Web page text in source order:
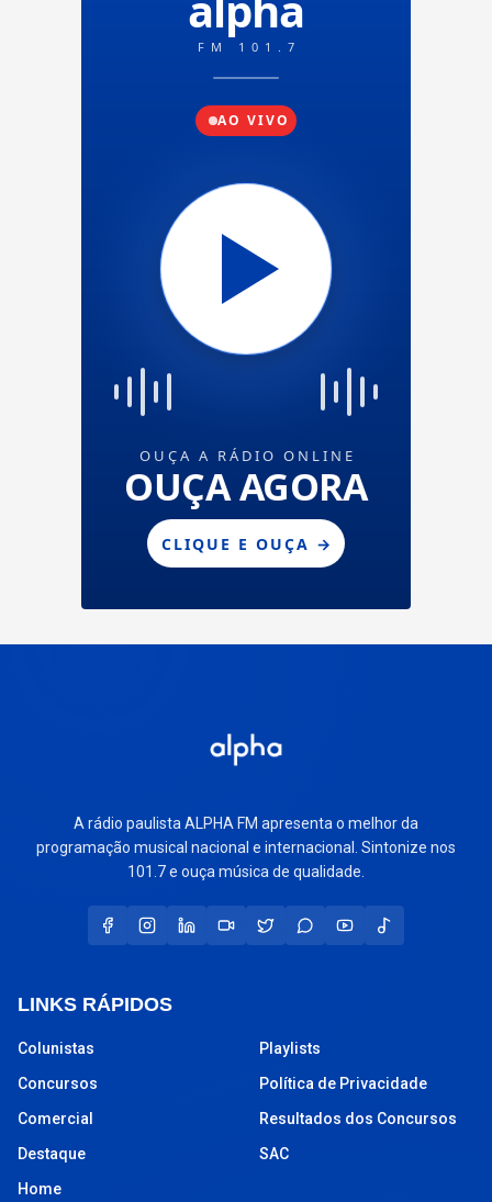
A rádio paulista ALPHA FM apresenta o melhor da
programação musical nacional e internacional. Sintonize nos
101.7 e ouça música de qualidade.
LINKS RÁPIDOS
Colunistas
Concursos
Comercial
Destaque
Home
Playlists
Política de Privacidade
Resultados dos Concursos
SAC